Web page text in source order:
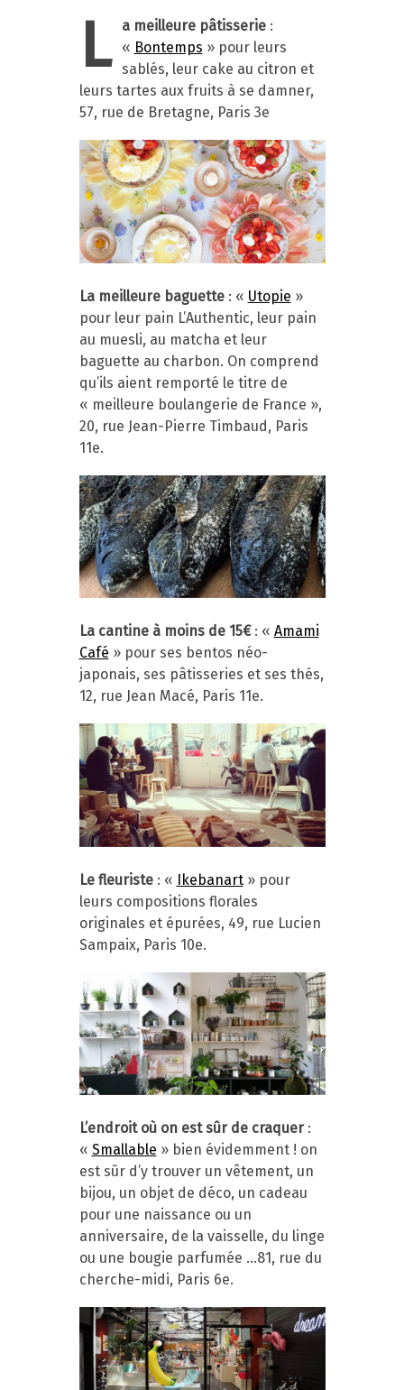
L a meilleure pâtisserie:
« Bontemps » pour leurs
sablés, leur cake au citron et
leurs tartes aux fruits à se damner,
57, rue de Bretagne, Paris 3e
La meilleure baguette : « Utopie »
pour leur pain L’Authentic, leur pain
au muesli, au matcha et leur
baguette au charbon. On comprend
qu’ils aient remporté le titre de
« meilleure boulangerie de France »,
20, rue Jean-Pierre Timbaud, Paris
11e.
La cantine à moins de 15€: « Amami
Café » pour ses bentos néo-
japonais, ses pâtisseries et ses thés,
12, rue Jean Macé, Paris 11e.
Le fleuriste: « Ikebanart» pour
leurs compositions florales
originales et épurées, 49, rue Lucien
Sampaix, Paris 10e.
L’endroit où on est sûr de craquer:
« Smallable » bien évidemment ! on
est sûr d’y trouver un vêtement, un
bijou, un objet de déco, un cadeau
pour une naissance ou un
anniversaire, de la vaisselle, du linge
ou une bougie parfumée …81, rue du
cherche-midi, Paris 6e.